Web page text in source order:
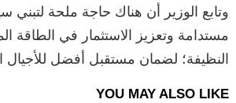
وتابع الوزير أن هناك حاجة ملحة لتبني
مستدامة وتعزيز الاستثمار في الطاقة
النظيفة؛ لضمان مستقبل أفضل للأجيال
YOU MAY ALSO LIKE